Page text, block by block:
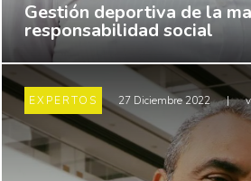
Gestión deportiva de la
responsabilidad social
EXPERTOS 27 Diciembre 2022 |